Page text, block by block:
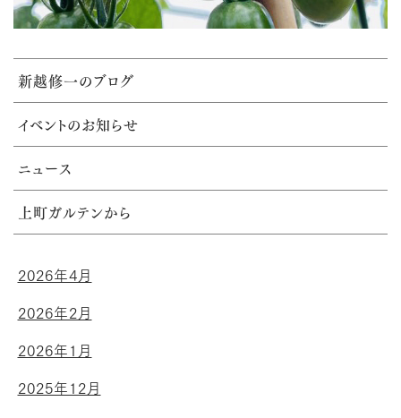
新越修一のブログ
イベントのお知らせ
ニュース
上町ガルテンから
2026年4月
2026年2月
2026年1月
2025年12月